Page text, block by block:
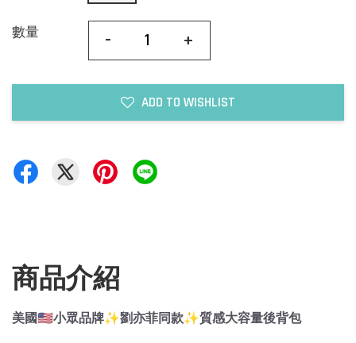
數量 - +
ADD TO WISHLIST
商品介紹
美國🇺🇸小眾品牌✨劉亦菲同款✨質感大容量後背包